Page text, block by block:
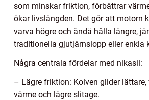
som minskar friktion, förbättrar
ökar livslängden. Det gör att motorn
varva högre och ändå hålla längre,
traditionella gjutjärnslopp eller enkla
Några centrala fördelar med nikasil:
– Lägre friktion: Kolven glider
värme och lägre slitage.